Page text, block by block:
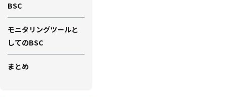
BSC
モニタリングツールと
してのBSC
まとめ